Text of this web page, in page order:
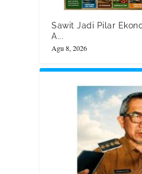
Sawit Jadi Pilar
A...
Agu 8, 2026